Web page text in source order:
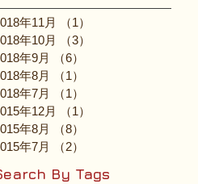
年11月 （1）
年10月
（3）
年9月
（6）
年8月
（1）
年7月
（1）
年12月
（1）
年8月
（8）
年7月
（2）
By Tags